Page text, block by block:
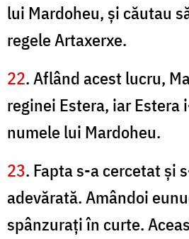
lui Mardoheu, şi căutau
regele Artaxerxe.
22. Aflând acest lucru,
reginei Estera, iar Estera
numele lui Mardoheu.
23. Fapta s-a cercetat şi
adevărată. Amândoi
spânzuraţi în curte.